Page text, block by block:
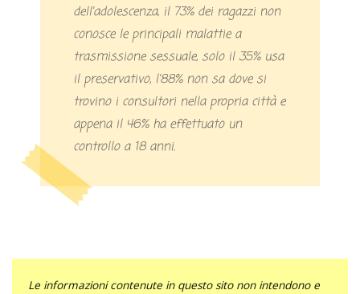
dell’adolescenza, il 73% dei ragazzi non
conosce le principali malattie a
trasmissione sessuale, solo il 35% usa
il preservativo, l’88% non sa dove si
trovino i consultori nella propria città e
appena il 46% ha effettuato un
controllo a 18 anni.
Le informazioni contenute in questo sito non intendono e